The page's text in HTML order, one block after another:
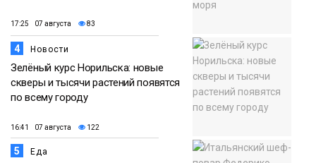
17:25 07 августа 83
4 Новости
Зелёный курс Норильска: новые
скверы и тысячи растений появятся
по всему городу
16:41 07 августа 122
5 Еда